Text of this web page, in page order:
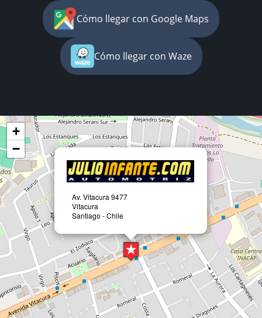
Cómo llegar con Google Maps
Cómo llegar con Waze
Av. Vitacura 9477
Vitacura
Santiago - Chile
+
−